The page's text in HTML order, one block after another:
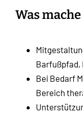
Was mache
Barfußpfad,
Bei Bedarf
Bereich